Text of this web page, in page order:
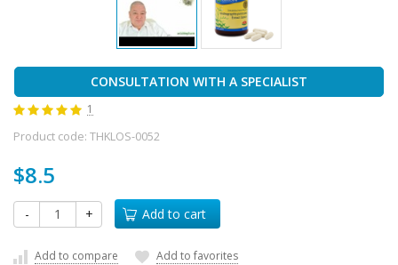
CONSULTATION WITH A SPECIALIST
1
Product code: THKLOS-0052
$8.5
- + Add to cart
Add to compare Add to favorites